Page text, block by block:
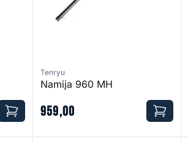
Tenryu
Namija 960 MH
959,00